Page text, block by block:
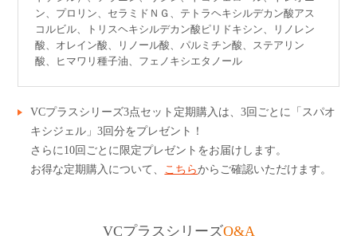
ン、プロリン、セラミドＮＧ、テトラヘキシルデカン酸アス
コルビル、トリスヘキシルデカン酸ピリドキシン、リノレン
酸、オレイン酸、リノール酸、パルミチン酸、ステアリン
酸、ヒマワリ種子油、フェノキシエタノール
VCプラスシリーズ3点セット定期購入は、3回ごとに「スパオ
キシジェル」3回分をプレゼント！
さらに10回ごとに限定プレゼントをお届けします。
お得な定期購入について、
こちらからご確認いただけます。
VCプラスシリーズQ&A